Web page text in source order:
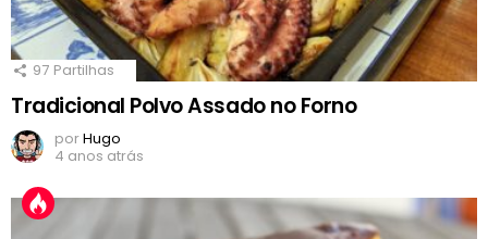
97 Partilhas
Tradicional Polvo Assado no Forno
porHugo
4 anos atrás